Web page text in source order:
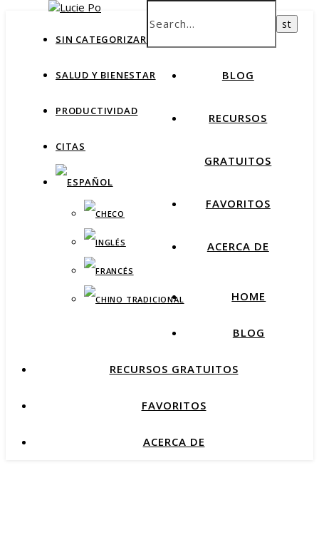
SIN CATEGORIZAR
SALUD Y BIENESTAR
PRODUCTIVIDAD
CITAS
BLOG
RECURSOS
GRATUITOS
FAVORITOS
ACERCA DE
HOME
BLOG
RECURSOS GRATUITOS
FAVORITOS
ACERCA DE
How productive are you, really?